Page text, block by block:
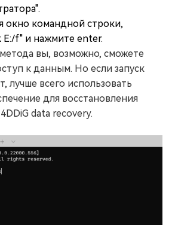
окно командной строки,
E:/f" и нажмите enter.
вы, возможно, сможете
к данным. Но если запуск
лучше всего использовать
для восстановления
data recovery.